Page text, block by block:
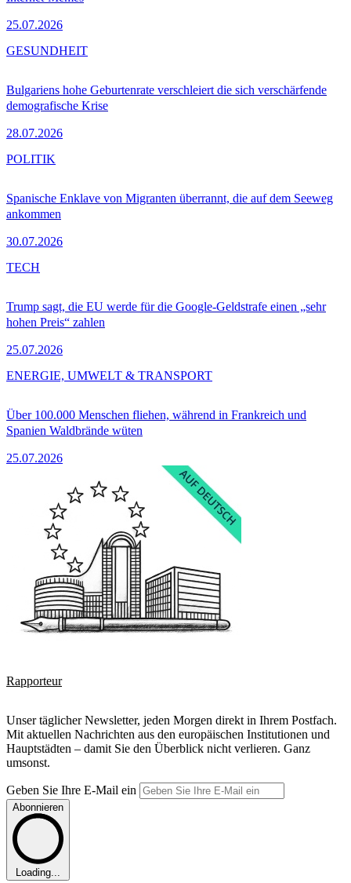
25.07.2026
Bulgariens hohe Geburtenrate verschleiert die sich verschärfende
demografische Krise
28.07.2026
GESUNDHEIT
Spanische Enklave von Migranten überrannt, die auf dem Seeweg
ankommen
30.07.2026
POLITIK
Trump sagt, die EU werde für die Google-Geldstrafe einen „sehr
hohen Preis“ zahlen
25.07.2026
TECH
Über 100.000 Menschen fliehen, während in Frankreich und
Spanien Waldbrände wüten
25.07.2026
ENERGIE, UMWELT & TRANSPORT
Rapporteur
Unser täglicher Newsletter, jeden Morgen direkt in Ihrem Postfach.
Mit aktuellen Nachrichten aus den europäischen Institutionen und
Hauptstädten – damit Sie den Überblick nicht verlieren. Ganz
umsonst.
Geben Sie Ihre E-Mail ein
Abonnieren
Loading...